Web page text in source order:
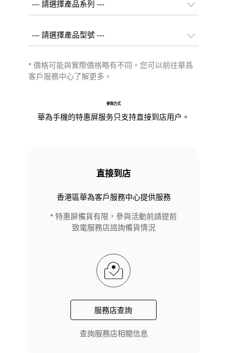
* 價格可能與實際價格略有不同。您可以前往華爲
客戶服務中心了解更多。
參與方式
華為手機的特惠屏服务只支持直接到店用户。
直接到店
香港區華為客戶服務中心提供服務
* 特惠屏備貨有限，參與活動前請提前
致電服務店諮詢備貨情況
服務店查詢
查詢服務店相關信息